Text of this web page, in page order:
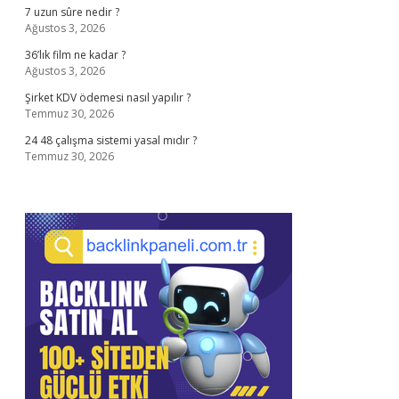
7 uzun sûre nedir ?
Ağustos 3, 2026
36’lık film ne kadar ?
Ağustos 3, 2026
Şirket KDV ödemesi nasıl yapılır ?
Temmuz 30, 2026
24 48 çalışma sistemi yasal mıdır ?
Temmuz 30, 2026